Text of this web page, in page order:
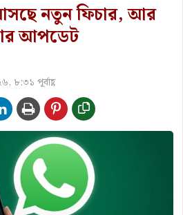
নতুন ফিচার, আর
আপডেট
৮:৩১ পূর্বাহ্ণ